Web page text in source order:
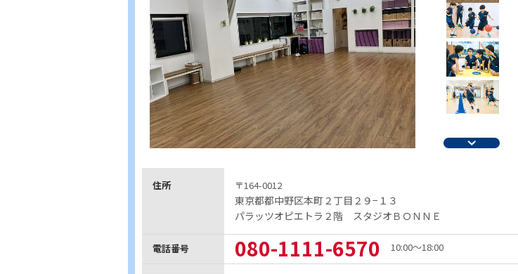
住所 〒164-0012
東京都都中野区本町２丁目２９−１３
パラッツオピエトラ２階 スタジオＢＯＮＮＥ
電話番号 080-1111-6570 10:00～18:00